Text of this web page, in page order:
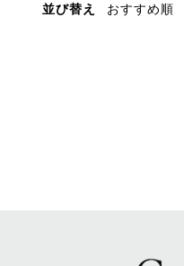
並び替え おすすめ順